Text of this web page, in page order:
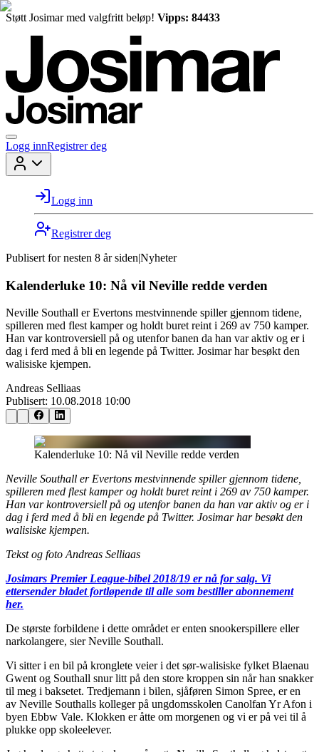
Støtt Josimar med valgfritt beløp! Vipps: 84433
Logg innRegistrer deg
Logg inn
Registrer deg
Publisert for nesten 8 år siden|Nyheter
Kalenderluke 10: Nå vil Neville redde verden
Neville Southall er Evertons mestvinnende spiller gjennom tidene,
spilleren med flest kamper og holdt buret reint i 269 av 750 kamper.
Han var kontroversiell på og utenfor banen da han var aktiv og er i
dag i ferd med å bli en legende på Twitter. Josimar har besøkt den
walisiske kjempen.
Andreas Selliaas
Publisert: 10.08.2018 10:00
Kalenderluke 10: Nå vil Neville redde verden
Neville Southall er Evertons mestvinnende spiller gjennom tidene,
spilleren med flest kamper og holdt buret reint i 269 av 750 kamper.
Han var kontroversiell på og utenfor banen da han var aktiv og er i
dag i ferd med å bli en legende på Twitter. Josimar har besøkt den
walisiske kjempen.
Tekst og foto Andreas Selliaas
Josimars Premier League-bibel 2018/19 er nå for salg. Vi
ettersender bladet fortløpende til alle som bestiller abonnement
her.
De største forbildene i dette området er enten snookerspillere eller
narkolangere, sier Neville Southall.
Vi sitter i en bil på kronglete veier i det sør-walisiske fylket Blaenau
Gwent og Southall snur litt på den store kroppen sin når han snakker
til meg i baksetet. Tredjemann i bilen, sjåføren Simon Spree, er en
av Neville Southalls kolleger på ungdomsskolen Canolfan Yr Afon i
byen Ebbw Vale. Klokken er åtte om morgenen og vi er på vei til å
plukke opp skoleelever.